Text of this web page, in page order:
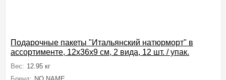
Подарочные пакеты "Итальянский натюрморт" в
ассортименте, 12x36x9 см, 2 вида, 12 шт. / упак.
Вес: 12.95 кг